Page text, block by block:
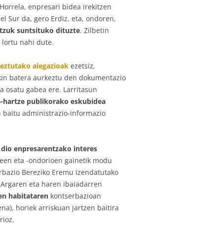
enpresari bidea irekitzen
Sur da, gero Erdiz, eta, ondoren,
suntsituko dituzte. Zilbetin
lortu nahi dute.
alegazioak ezetsiz,
batera aurkeztu den dokumentazio
osatu gabea ere. Larritasun
publikorako eskubidea
baitu administrazio-informazio
enpresarentzako interes
eta -ondorioen gainetik modu
Bereziko Eremu izendatutako
eta haren ibaiadarren
habitataren kontserbazioan
horiek arriskuan jartzen baitira